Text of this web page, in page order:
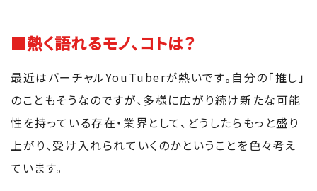
■熱く語れるモノ、コトは？
最近はバーチャルYouTuberが熱いです。自分の「推し」
のこともそうなのですが、多様に広がり続け新たな可能
性を持っている存在・業界として、どうしたらもっと盛り
上がり、受け入れられていくのかということを色々考え
ています。